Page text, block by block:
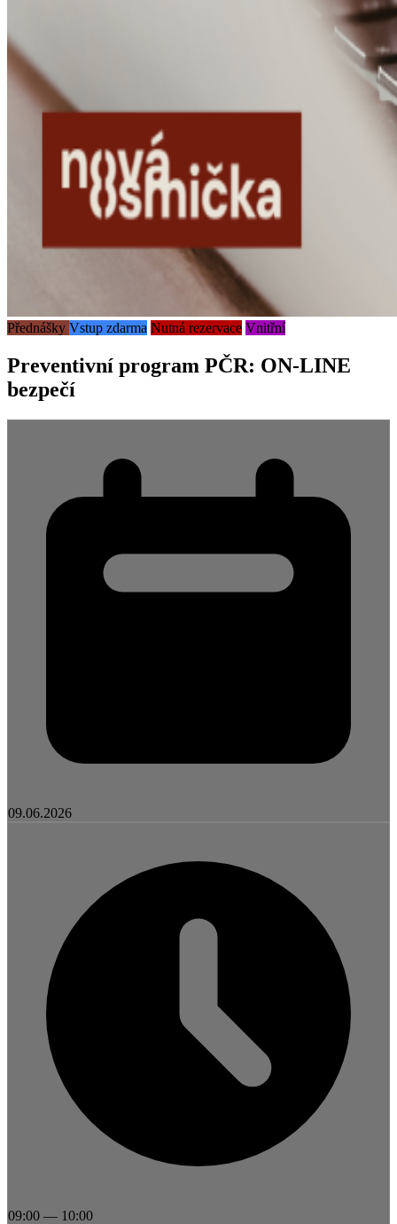
Přednášky Vstup zdarma Nutná rezervace Vnitřní
Preventivní program PČR: ON-LINE
bezpečí
09.06.2026
09:00 — 10:00